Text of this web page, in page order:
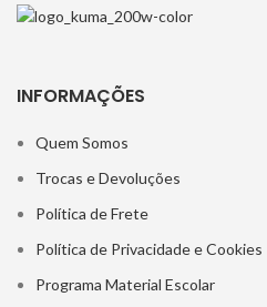
INFORMAÇÕES
Quem Somos
Trocas e Devoluções
Política de Frete
Política de Privacidade e Cookies
Programa Material Escolar